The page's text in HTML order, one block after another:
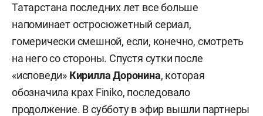
Татарстана последних лет все больше
напоминает остросюжетный сериал,
гомерически смешной, если, конечно, смотреть
на него со стороны. Спустя сутки после
«исповеди» Кирилла Доронина, которая
обозначила крах Finiko, последовало
продолжение. В субботу в эфир вышли партнеры